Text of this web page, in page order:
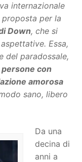
internazionale
proposta per la
Down, che si
Essa,
del paradossale,
persone con
amorosa
sano, libero
Da una
decina di
anni a